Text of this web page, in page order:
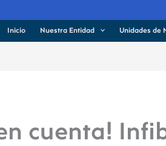
Inicio Nuestra Entidad Unidades de
en cuenta!